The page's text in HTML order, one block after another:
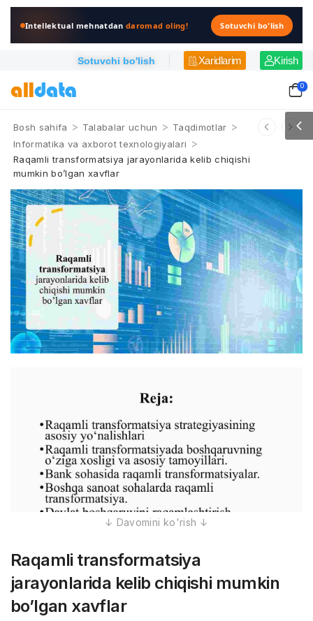
Intellektual mehnatdandaromad oling! Sotuvchi bo'lish
Sotuvchi bo'lish Xaridlarim Kirish
0
Bosh sahifa > Talabalar uchun > Taqdimotlar >
Informatika va axborot texnologiyalari >
Raqamli transformatsiya jarayonlarida kelib chiqishi
mumkin bo’lgan xavflar
Raqamli transformatsiya
jarayonlarida kelib chiqishi mumkin
bo’lgan xavflar